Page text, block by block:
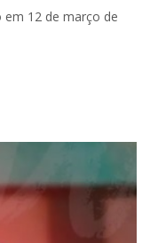
em 12 de março de